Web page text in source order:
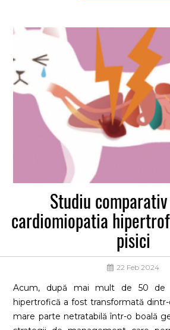
Studiu
cardiomiopatia
pisici
22 Feb 2024
Acum, după mai mult de 50 de
hipertrofică a fost transformată
mare parte netratabilă într-o boală